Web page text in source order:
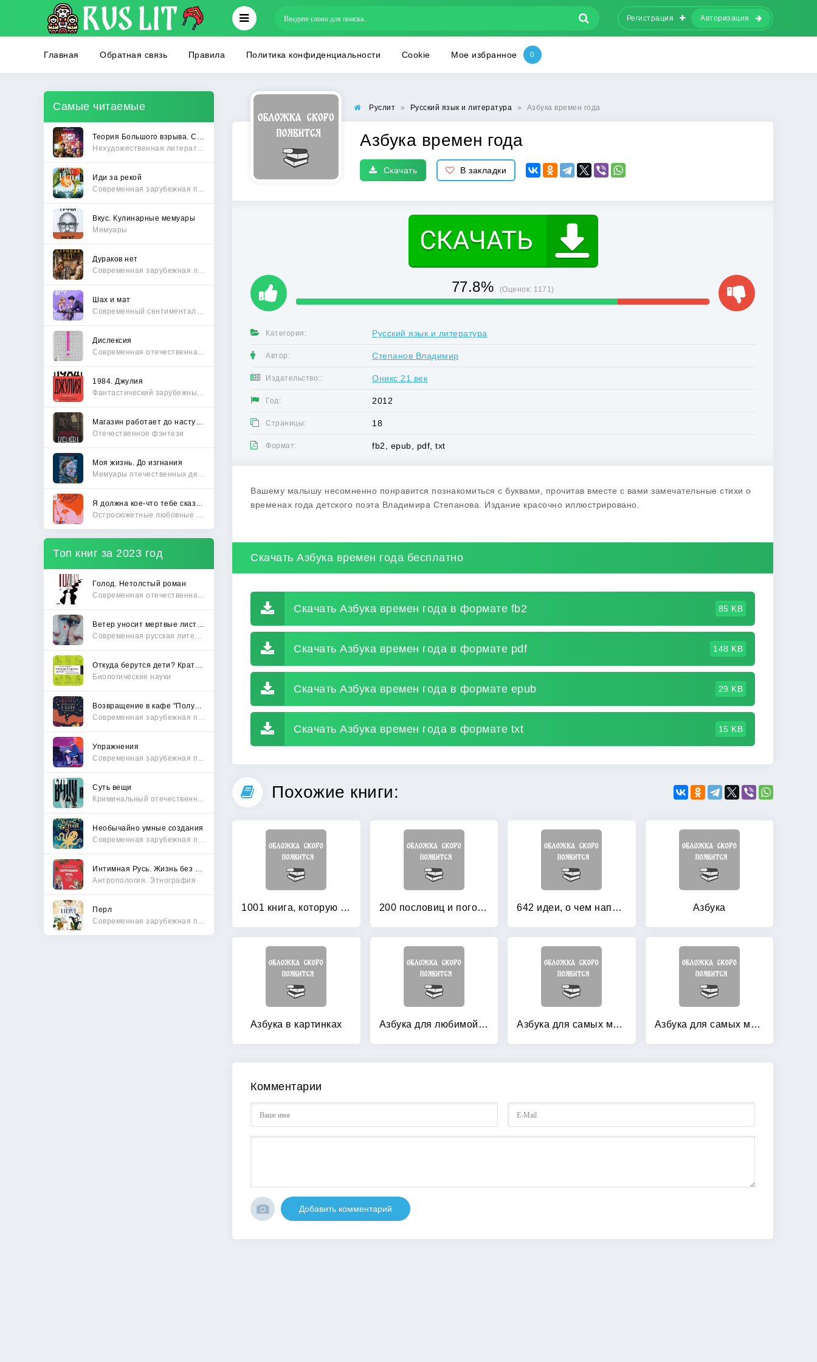
Регистрация Авторизация
Главная Обратная связь Правила Политика конфиденциальности Cookie Мое избранное
Самые читаемые
Иди за рекой
Вкус. Кулинарные мемуары
Мемуары
Дураков нет
Шах и мат
Дислексия
1984. Джулия
Отечественное фэнтези
Моя жизнь. До изгнания
Топ книг за 2023 год
Голод. Нетолстый роман
Биологические науки
Упражнения
Суть вещи
Необычайно умные создания
Антропология. Этнография
Перл
Руслит » Русский язык и литература » Азбука времен года
Азбука времен года
Скачать В закладки
77.8% (Оценок: 1171)
Категория: Русский язык и литература
Автор: Степанов Владимир
Издательство:: Оникс 21 век
Год: 2012
Страницы: 18
Формат: fb2, epub, pdf, txt
Вашему малышу несомненно понравится познакомиться с буквами, прочитав вместе с вами замечательные стихи о
временах года детского поэта Владимира Степанова. Издание красочно иллюстрировано.
Скачать Азбука времен года бесплатно
Скачать Азбука времен года в формате fb2 85 KB
Скачать Азбука времен года в формате pdf 148 KB
Скачать Азбука времен года в формате epub 29 KB
Скачать Азбука времен года в формате txt 15 KB
Похожие книги:
1001 книга, которую нужно прочитать вашему ребенку, пока он не вырос 200 пословиц и поговорок в картинках 642 идеи, о чем написать: Тетрадь начинающего писателя Азбука
Азбука в картинках Азбука для любимой куклы: + кукла Азбука для самых маленьких Азбука для самых маленьких: Учим буквы и играем
Комментарии